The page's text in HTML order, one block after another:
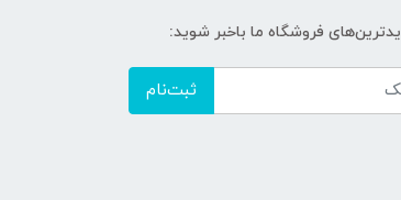
فروشگاه ما باخبر شوید:
ثبت‌نام